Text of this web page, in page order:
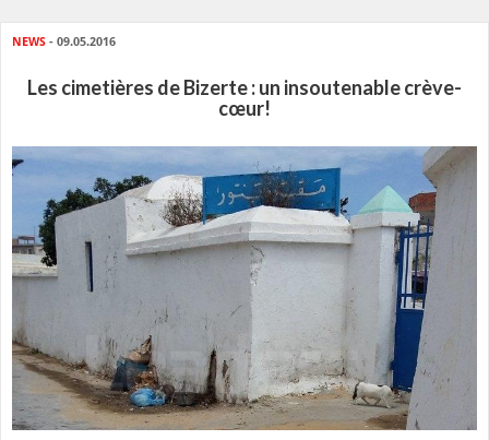
NEWS - 09.05.2016
Les cimetières de Bizerte : un insoutenable crève-
cœur!